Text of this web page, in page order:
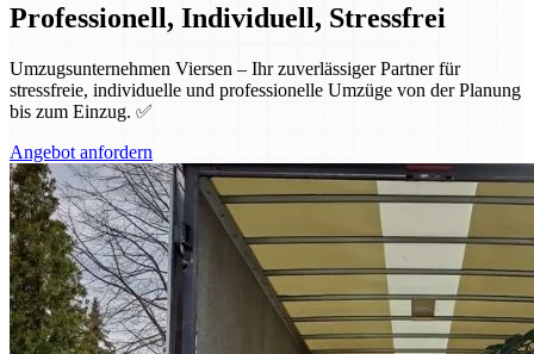
Professionell, Individuell, Stressfrei
Umzugsunternehmen Viersen – Ihr zuverlässiger Partner für
stressfreie, individuelle und professionelle Umzüge von der Planung
bis zum Einzug. ✅
Angebot anfordern